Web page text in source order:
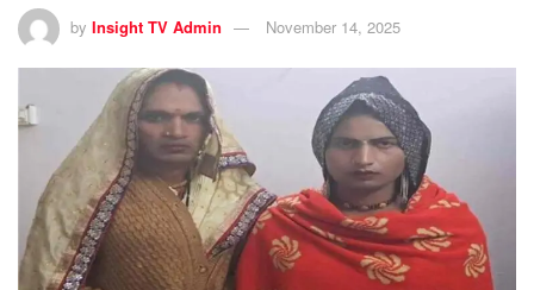
by Insight TV Admin November 14, 2025